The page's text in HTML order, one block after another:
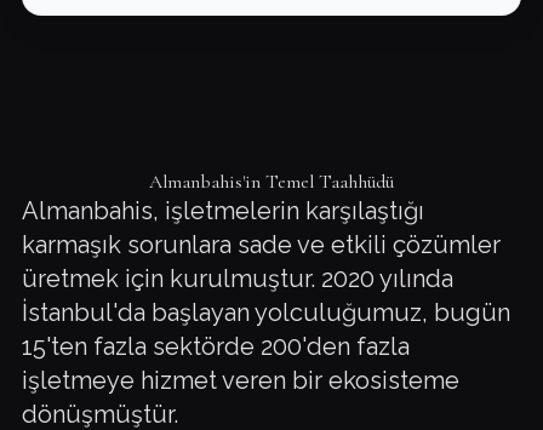
Almanbahis'in Temel Taahhüdü
Almanbahis, işletmelerin karşılaştığı
karmaşık sorunlara sade ve etkili çözümler
üretmek için kurulmuştur. 2020 yılında
İstanbul'da başlayan yolculuğumuz, bugün
15'ten fazla sektörde 200'den fazla
işletmeye hizmet veren bir ekosisteme
dönüşmüştür.